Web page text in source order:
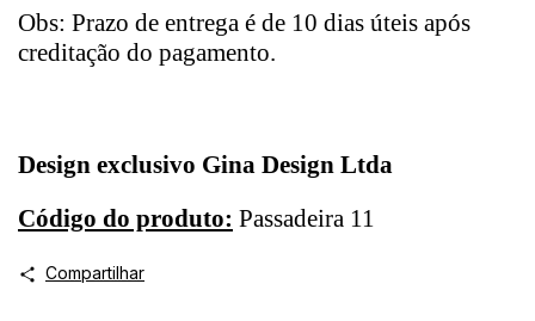
Obs: Prazo de entrega é de 10 dias úteis após
creditação do pagamento.
Design exclusivo Gina Design Ltda
Código do produto: Passadeira 11
Compartilhar